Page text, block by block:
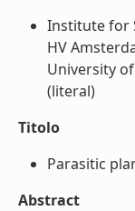
Institute for
HV
University
(literal)
Titolo
Parasitic
Abstract